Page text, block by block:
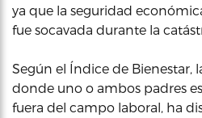
ya que la seguridad
fue socavada durante la
Según el Índice de Bienestar,
donde uno o ambos padres
fuera del campo laboral, ha